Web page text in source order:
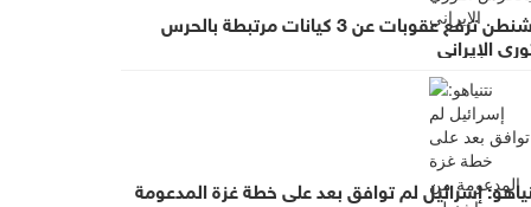
واشنطن ترفع عقوبات عن 3 كيانات مرتبطة بالحرس
الإيراني
إسرائيل لم توافق بعد على خطة غزة المدعومة